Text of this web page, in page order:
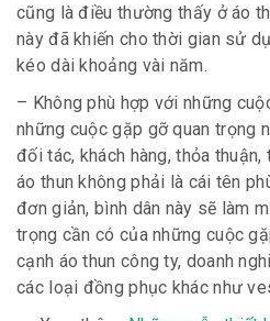
cũng là điều thường thấy ở áo
này đã khiến cho thời gian sử
kéo dài khoảng vài năm.
– Không phù hợp với những
những cuộc gặp gỡ quan trọng
đối tác, khách hàng, thỏa
áo thun không phải là cái tên
đơn giản, bình dân này sẽ làm
trọng cần có của những cuộc
cạnh áo thun công ty, doanh
các loại đồng phục khác như